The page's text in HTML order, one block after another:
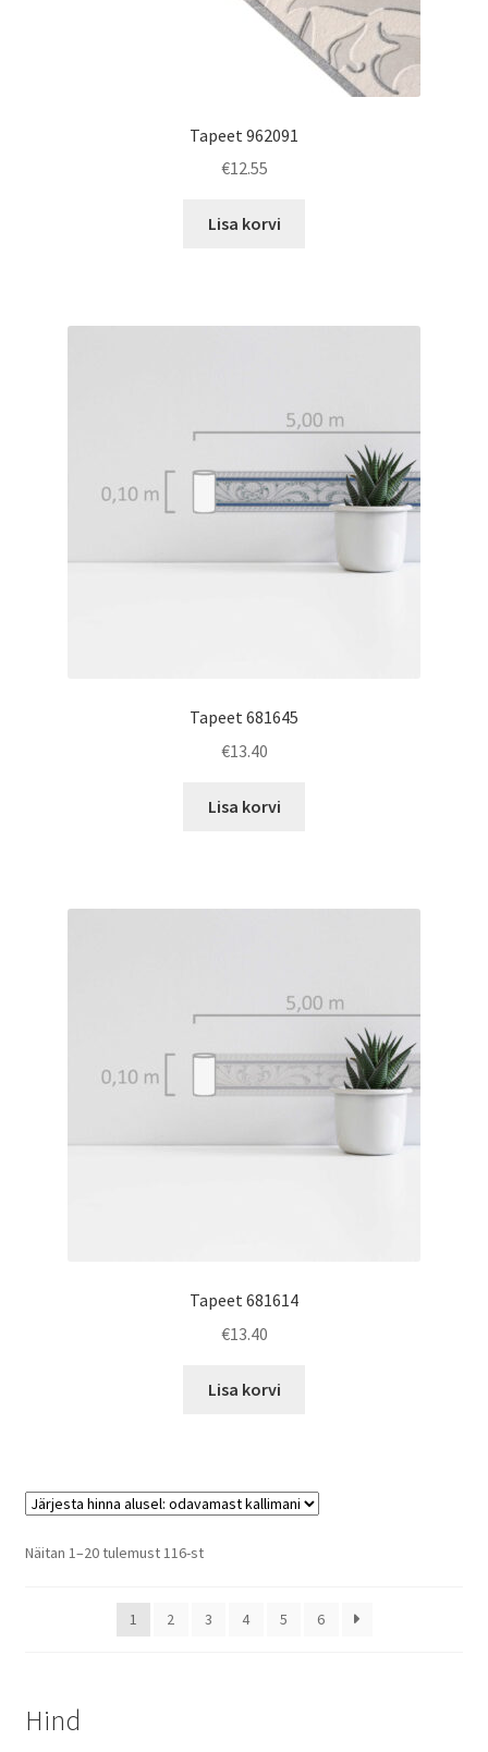
Tapeet 962091
€12.55
Lisa korvi
Tapeet 681645
€13.40
Lisa korvi
Tapeet 681614
€13.40
Lisa korvi
Näitan 1–20 tulemust 116-stSorted
low
1 2 3 4 5 6
Hind